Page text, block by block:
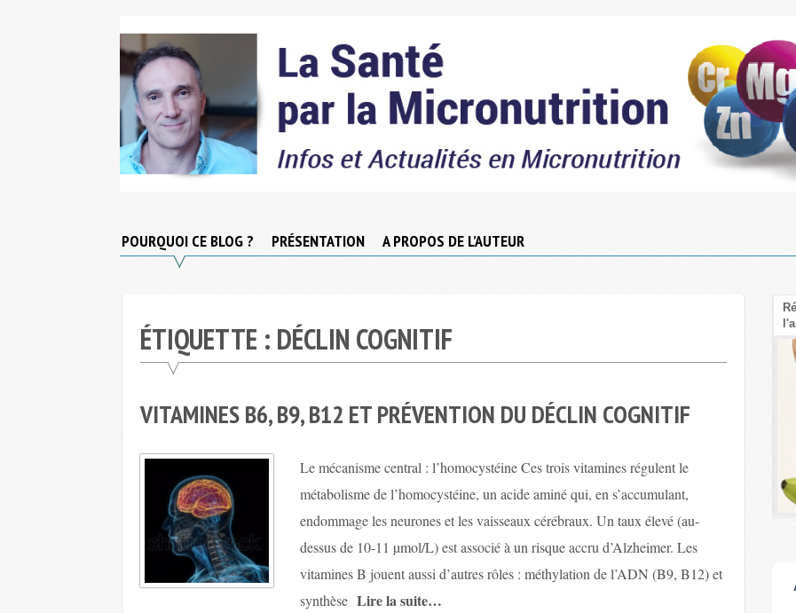
Santé
POURQUOI CE BLOG ? PRÉSENTATION A PROPOS DE L’AUTEUR
ÉTIQUETTE : DÉCLIN COGNITIF
VITAMINES B6, B9, B12 ET PRÉVENTION DU DÉCLIN COGNITIF
Le mécanisme central : l’homocystéine Ces trois vitamines régulent le
métabolisme de l’homocystéine, un acide aminé qui, en s’accumulant,
endommage les neurones et les vaisseaux cérébraux. Un taux élevé (au-
dessus de 10-11 µmol/L) est associé à un risque accru d’Alzheimer. Les
vitamines B jouent aussi d’autres rôles : méthylation de l’ADN (B9, B12) et
synthèse Lire la suite…